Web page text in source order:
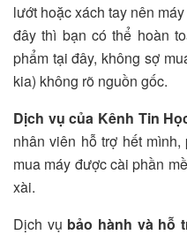
lướt hoặc xách tay nên
đây thì bạn có thể hoàn
phẩm tại đây, không sợ
kia) không rõ nguồn gốc.
Dịch vụ của Kênh Tin
nhân viên hỗ trợ hết
mua máy được cài phần
xài.
Dịch vụ bảo hành và hỗ